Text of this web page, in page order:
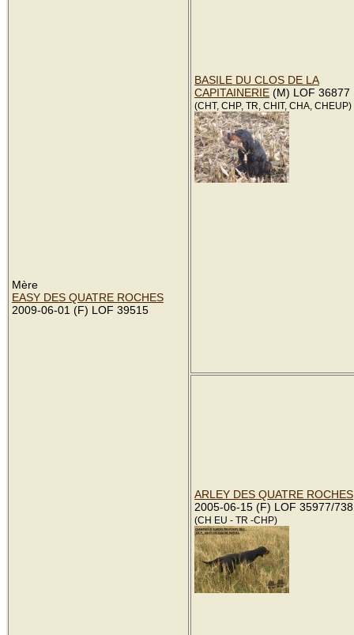
Mère
EASY DES QUATRE ROCHES
2009-06-01 (F) LOF 39515
BASILE DU CLOS DE LA
CAPITAINERIE (M) LOF 36877
(CHT, CHP, TR, CHIT, CHA, CHEUP)
ARLEY DES QUATRE ROCHES
2005-06-15 (F) LOF 35977/
(CH EU - TR -CHP)